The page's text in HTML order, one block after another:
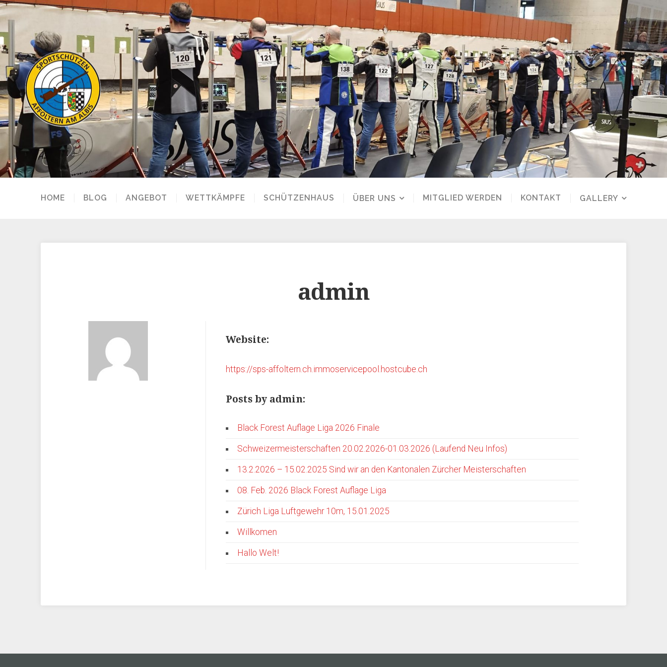
HOME BLOG ANGEBOT WETTKÄMPFE SCHÜTZENHAUS ÜBER UNS MITGLIED WERDEN KONTAKT GALLERY
admin
Website:
https://sps-affoltern.ch.immoservicepool.hostcube.ch
Posts by admin:
Black Forest Auflage Liga 2026 Finale
Schweizermeisterschaften 20.02.2026-01.03.2026 (Laufend Neu Infos)
13.2.2026 – 15.02.2025 Sind wir an den Kantonalen Zürcher Meisterschaften
08. Feb. 2026 Black Forest Auflage Liga
Zürich Liga Luftgewehr 10m, 15.01.2025
Willkomen
Hallo Welt!